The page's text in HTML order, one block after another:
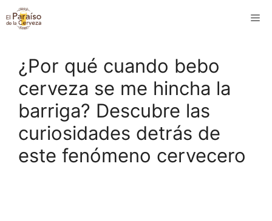
Saltar
al
¿Por qué cuando bebo
cerveza se me hincha la
barriga? Descubre las
curiosidades detrás de
este fenómeno cervecero